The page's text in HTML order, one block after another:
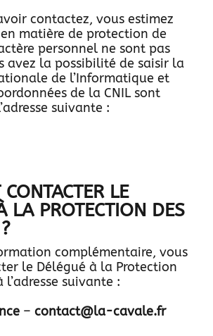
contactez, vous estimez
matière de protection de
personnel ne sont pas
avez la possibilité de saisir la
de l’Informatique et
de la CNIL sont
suivante :
LE
LA PROTECTION DES
complémentaire, vous
le Délégué à la Protection
l’adresse suivante :
–contact@la-cavale.fr